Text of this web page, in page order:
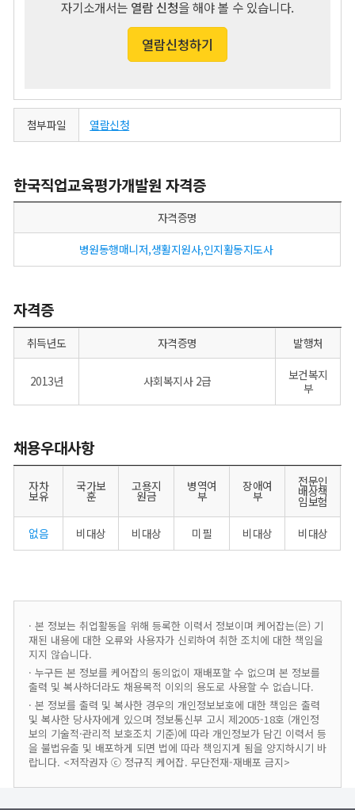
자기소개서는 열람 신청을 해야 볼 수 있습니다.
열람신청하기
첨부파일 열람신청
한국직업교육평가개발원 자격증
자격증명
병원동행매니저,생활지원사,인지활동지도사
자격증
취득년도 자격증명 발행처
2013년 사회복지사 2급
보건복지
부
채용우대사항
자차
보유
국가보
훈
고용지
원금
병역여
부
장애여
부
전문인
배상책
임보험
없음
비대상 비대상 미필 비대상 비대상
· 본 정보는 취업활동을 위해 등록한 이력서 정보이며 케어잡는(은) 기
재된 내용에 대한 오류와 사용자가 신뢰하여 취한 조치에 대한 책임을
지지 않습니다.
· 누구든 본 정보를 케어잡의 동의없이 재배포할 수 없으며 본 정보를
출력 및 복사하더라도 채용목적 이외의 용도로 사용할 수 없습니다.
· 본 정보를 출력 및 복사한 경우의 개인정보보호에 대한 책임은 출력
및 복사한 당사자에게 있으며 정보통신부 고시 제2005-18호 (개인정
보의 기술적·관리적 보호조치 기준)에 따라 개인정보가 담긴 이력서 등
을 불법유출 및 배포하게 되면 법에 따라 책임지게 됨을 양지하시기 바
랍니다. <저작권자 ⓒ 정규직 케어잡. 무단전재-재배포 금지>